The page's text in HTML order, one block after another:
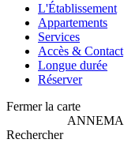
L'Établissement
Appartements
Services
Accès & Contact
Longue durée
Réserver
Fermer la carte
Rechercher